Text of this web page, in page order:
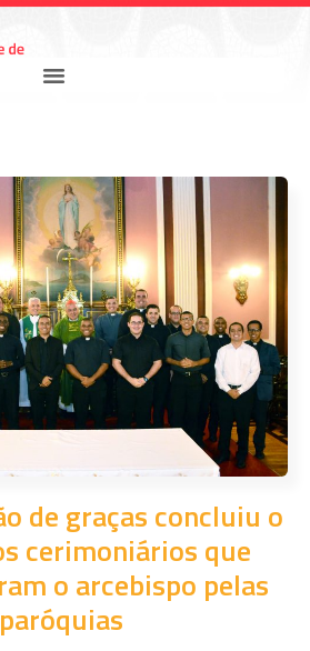
de graças concluiu o
cerimoniários que
o arcebispo pelas
paróquias